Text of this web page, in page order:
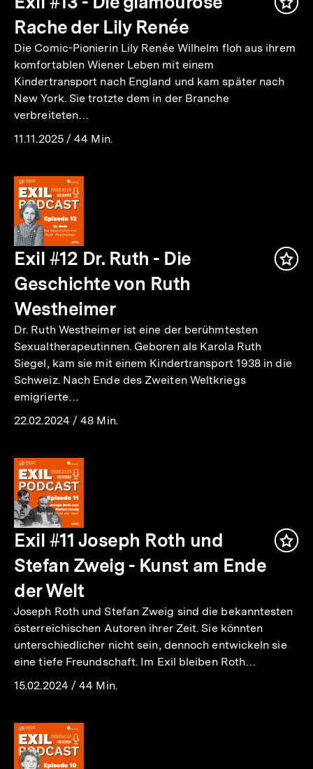
Rache der Lily Renée
Die Comic-Pionierin Lily Renée Wilhelm floh aus ihrem
komfortablen Wiener Leben mit einem
Kindertransport nach England und kam später nach
New York. Sie trotzte dem in der Branche
verbreiteten…
11.11.2025/44 Min.
Exil #12 Dr. Ruth - Die
Geschichte von Ruth
Westheimer
Dr. Ruth Westheimer ist eine der berühmtesten
Sexualtherapeutinnen. Geboren als Karola Ruth
Siegel, kam sie mit einem Kindertransport 1938 in die
Schweiz. Nach Ende des Zweiten Weltkriegs
emigrierte…
22.02.2024 /48 Min.
Exil #11 Joseph Roth und
Stefan Zweig - Kunst am Ende
der Welt
Joseph Roth und Stefan Zweig sind die bekanntesten
österreichischen Autoren ihrer Zeit. Sie könnten
unterschiedlicher nicht sein, dennoch entwickeln sie
eine tiefe Freundschaft. Im Exil bleiben Roth…
15.02.2024 /44 Min.